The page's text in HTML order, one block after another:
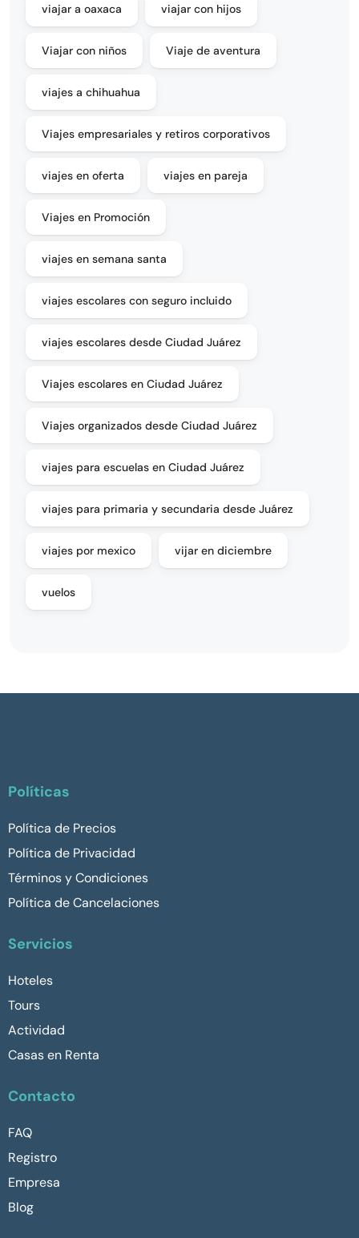
viajar a oaxaca viajar con hijos
Viajar con niños Viaje de aventura
viajes a chihuahua
Viajes empresariales y retiros corporativos
viajes en oferta viajes en pareja
Viajes en Promoción
viajes en semana santa
viajes escolares con seguro incluido
viajes escolares desde Ciudad Juárez
Viajes escolares en Ciudad Juárez
Viajes organizados desde Ciudad Juárez
viajes para escuelas en Ciudad Juárez
viajes para primaria y secundaria desde Juárez
viajes por mexico vijar en diciembre
vuelos
Políticas
Política de Precios
Política de Privacidad
Términos y Condiciones
Política de Cancelaciones
Servicios
Hoteles
Tours
Actividad
Casas en Renta
Contacto
FAQ
Registro
Empresa
Blog